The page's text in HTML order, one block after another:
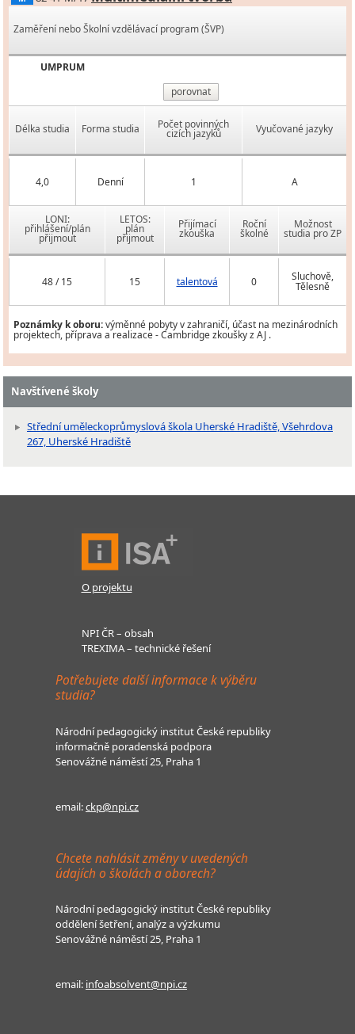
Zaměření nebo Školní vzdělávací program (ŠVP)
UMPRUM
porovnat
Délka studia Forma studia Počet povinných
cizích jazyků Vyučované jazyky
4,0 Denní 1 A
LONI:
přihlášení/plán
přijmout
LETOS:
plán
přijmout
Přijímací
zkouška
Roční
školné
Možnost
studia pro ZP
48 / 15 15 talentová 0 Sluchově,
Tělesně
Poznámky k oboru:výměnné pobyty v zahraničí, účast na mezinárodních
projektech, příprava a realizace - Cambridge zkoušky z AJ .
Navštívené školy
Střední uměleckoprůmyslová škola Uherské Hradiště, Všehrdova
267, Uherské Hradiště
O projektu
NPI ČR – obsah
TREXIMA – technické řešení
Potřebujete další informace k výběru
studia?
Národní pedagogický institut České republiky
informačně poradenská podpora
Senovážné náměstí 25, Praha 1
email:ckp@npi.cz
Chcete nahlásit změny v uvedených
údajích o školách a oborech?
Národní pedagogický institut České republiky
oddělení šetření, analýz a výzkumu
Senovážné náměstí 25, Praha 1
email: infoabsolvent@npi.cz